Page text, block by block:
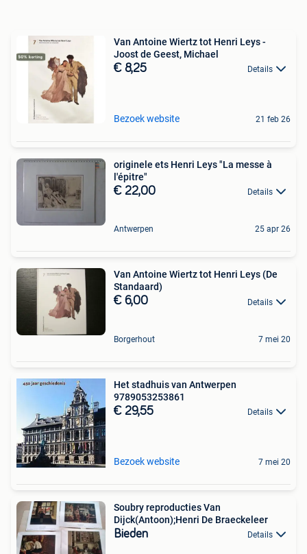
Van Antoine Wiertz tot Henri Leys -
Joost de Geest, Michael
€ 8,25 Details
Bezoek website 21 feb 26
originele ets Henri Leys "La messe à
l'épitre"
€ 22,00 Details
Antwerpen 25 apr 26
Van Antoine Wiertz tot Henri Leys (De
Standaard)
€ 6,00 Details
Borgerhout 7 mei 20
Het stadhuis van Antwerpen
9789053253861
€ 29,55 Details
Bezoek website 7 mei 20
Soubry reproducties Van
Dijck(Antoon);Henri De Braeckeleer
Bieden Details